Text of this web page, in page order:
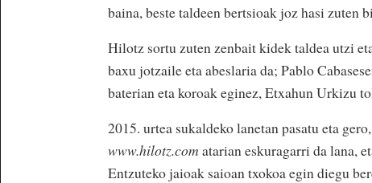
baina, beste taldeen bertsioak joz hasi zuten
Hilotz sortu zuten zenbait kidek taldea utzi
baxu jotzaile eta abeslaria da; Pablo
baterian eta koroak eginez, Etxahun Urkizu
2015. urtea sukaldeko lanetan pasatu eta gero,
www.hilotz.com atarian eskuragarri da lana,
Entzuteko jaioak saioan txokoa egin diegu